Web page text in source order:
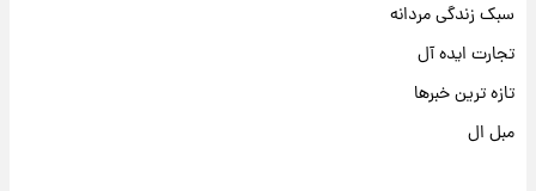
سبک زندگی مردانه
تجارت ایده آل
تازه ترین خبرها
مبل ال